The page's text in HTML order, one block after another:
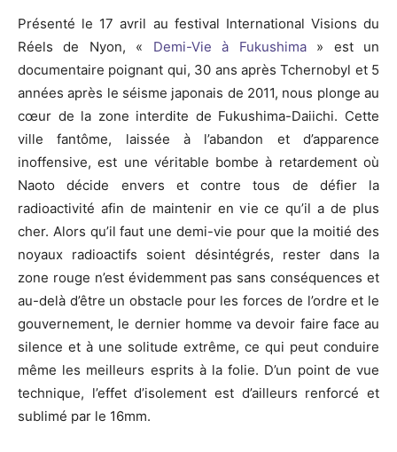
Présenté le 17 avril au festival International Visions du
Réels de Nyon, « Demi-Vie à Fukushima» est un
documentaire poignant qui, 30 ans après Tchernobyl et 5
années après le séisme japonais de 2011, nous plonge au
cœur de la zone interdite de Fukushima-Daiichi. Cette
ville fantôme, laissée à l’abandon et d’apparence
inoffensive, est une véritable bombe à retardement où
Naoto décide envers et contre tous de défier la
radioactivité afin de maintenir en vie ce qu’il a de plus
cher. Alors qu’il faut une demi-vie pour que la moitié des
noyaux radioactifs soient désintégrés, rester dans la
zone rouge n’est évidemment pas sans conséquences et
au-delà d’être un obstacle pour les forces de l’ordre et le
gouvernement, le dernier homme va devoir faire face au
silence et à une solitude extrême, ce qui peut conduire
même les meilleurs esprits à la folie. D’un point de vue
technique, l’effet d’isolement est d’ailleurs renforcé et
sublimé par le 16mm.